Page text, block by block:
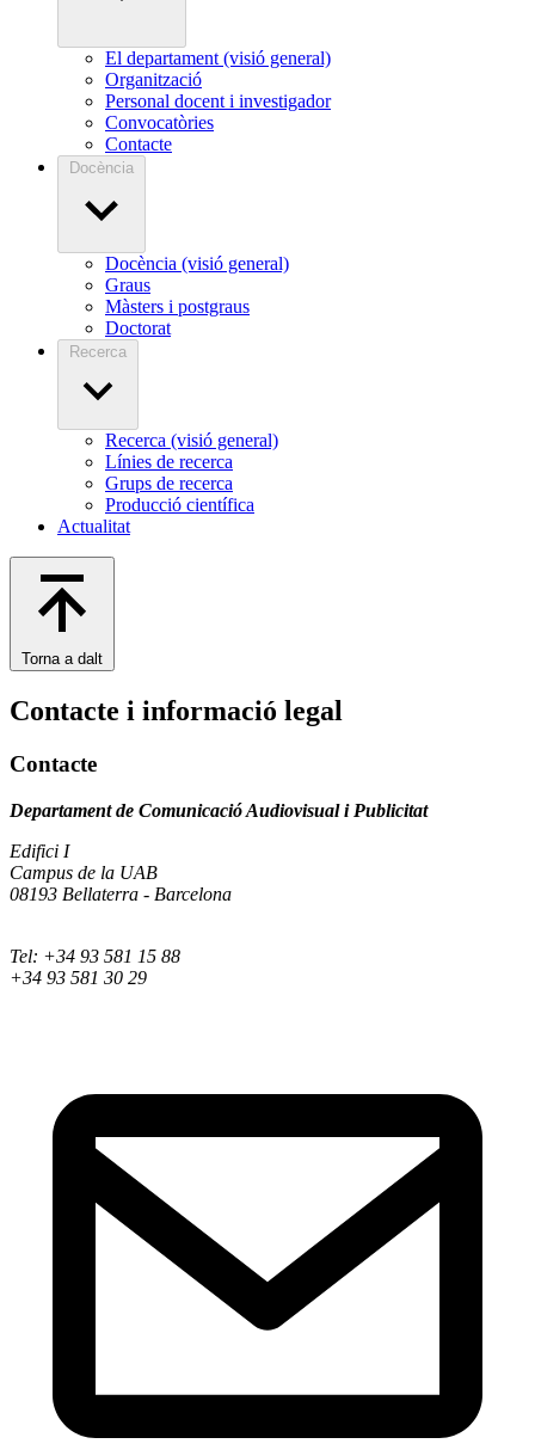
El departament (visió general)
Organització
Personal docent i investigador
Convocatòries
Contacte
Docència
Docència (visió general)
Graus
Màsters i postgraus
Doctorat
Recerca
Recerca (visió general)
Línies de recerca
Grups de recerca
Producció científica
Actualitat
Torna a dalt
Contacte i informació legal
Contacte
Departament de Comunicació Audiovisual i Publicitat
Edifici I
Campus de la UAB
08193 Bellaterra - Barcelona
Tel: +34 93 581 15 88
+34 93 581 30 29